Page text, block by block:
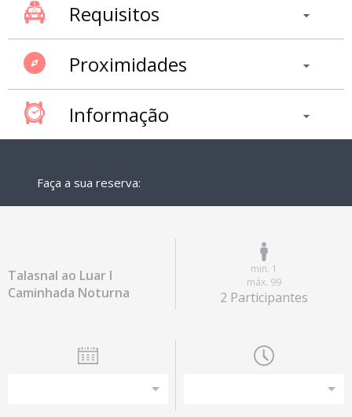
Requisitos
Proximidades
Informação
Faça a sua reserva:
Talasnal ao Luar I
Caminhada Noturna
min. 1
máx. 99
2 Participantes